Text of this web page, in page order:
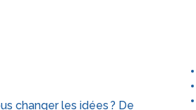
changer les idées ? De